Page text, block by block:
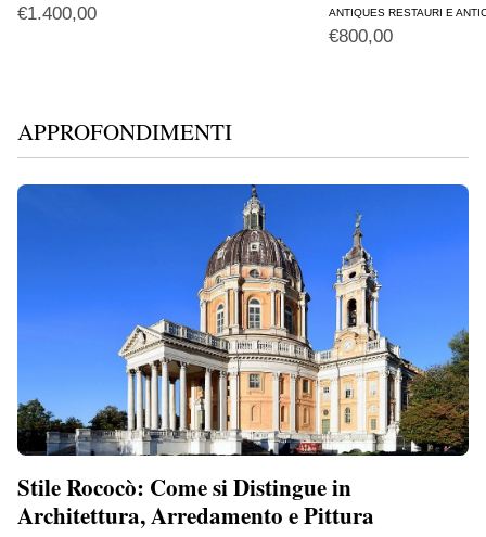
€1.400,00 ANTIQUES RESTAURI E
€800,00
APPROFONDIMENTI
Stile Rococò: Come si Distingue in
Architettura, Arredamento e Pittura